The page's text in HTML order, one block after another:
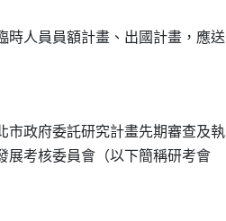
時人員員額計畫、出國計畫，應送
市政府委託研究計畫先期審查及執
展考核委員會（以下簡稱研考會